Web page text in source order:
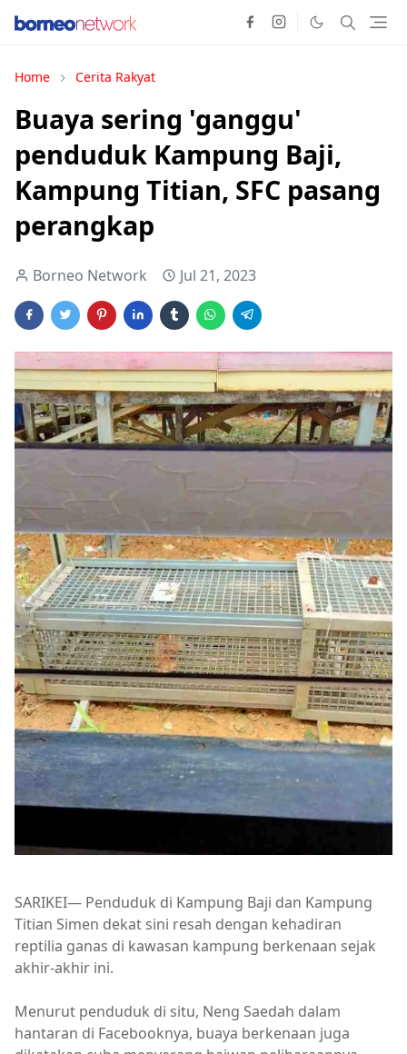
Home Cerita Rakyat
Buaya sering 'ganggu'
penduduk Kampung Baji,
Kampung Titian, SFC pasang
perangkap
Borneo Network Jul 21, 2023
SARIKEI— Penduduk di Kampung Baji dan Kampung
Titian Simen dekat sini resah dengan kehadiran
reptilia ganas di kawasan kampung berkenaan sejak
akhir-akhir ini.
Menurut penduduk di situ, Neng Saedah dalam
hantaran di Facebooknya, buaya berkenaan juga